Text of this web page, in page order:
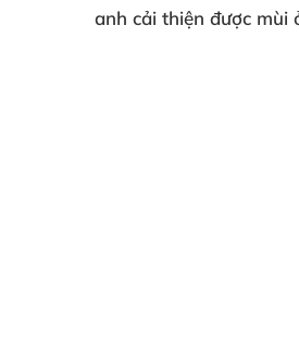
anh cải thiện được mùi